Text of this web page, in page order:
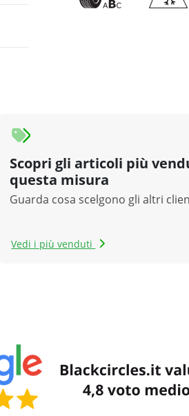
Scopri gli articoli più
questa misura
Guarda cosa scelgono gli altri
Vedi i più venduti